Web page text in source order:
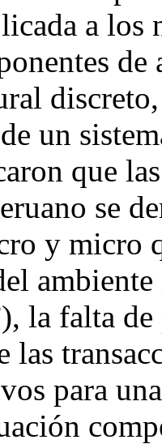
a los
un
que
se
y micro
la falta
las
para